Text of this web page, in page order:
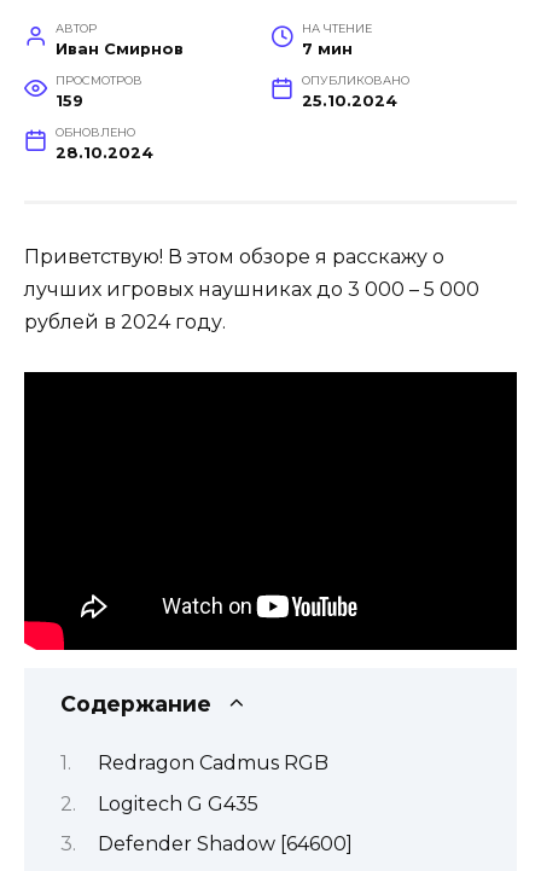
АВТОР
Иван Смирнов
НА ЧТЕНИЕ
7 мин
ПРОСМОТРОВ
159
ОПУБЛИКОВАНО
25.10.2024
ОБНОВЛЕНО
28.10.2024
Приветствую! В этом обзоре я расскажу о
лучших игровых наушниках до 3 000 – 5 000
рублей в 2024 году.
Содержание
Redragon Cadmus RGB
Logitech G G435
Defender Shadow [64600]